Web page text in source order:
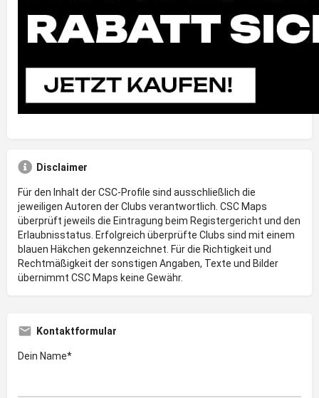
Disclaimer
Für den Inhalt der CSC-Profile sind ausschließlich die
jeweiligen Autoren der Clubs verantwortlich. CSC Maps
überprüft jeweils die Eintragung beim Registergericht und den
Erlaubnisstatus. Erfolgreich überprüfte Clubs sind mit einem
blauen Häkchen gekennzeichnet. Für die Richtigkeit und
Rechtmäßigkeit der sonstigen Angaben, Texte und Bilder
übernimmt CSC Maps keine Gewähr.
Kontaktformular
Dein Name*